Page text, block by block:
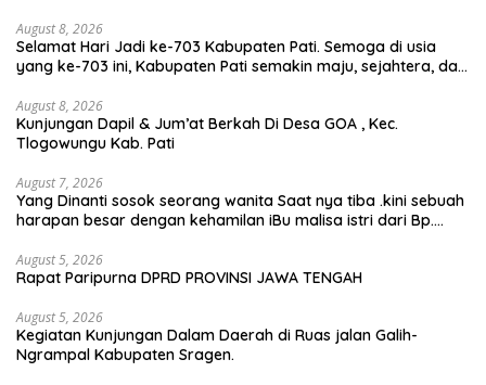
August 8, 2026
Selamat Hari Jadi ke-703 Kabupaten Pati. Semoga di usia
yang ke-703 ini, Kabupaten Pati semakin maju, sejahtera, dan
kesejahteraan bagi seluruh masyarakatnya. Semoga sinergi
dan kolaborasi yang telah terjalin semakin kuat demi
mewujudkan pembangunan yang berkelanjutan. Dirgahayu
Facebook
August 8, 2026
Kunjungan Dapil & Jum’at Berkah Di Desa GOA , Kec.
Tlogowungu Kab. Pati
August 7, 2026
Yang Dinanti sosok seorang wanita Saat nya tiba .kini sebuah
harapan besar dengan kehamilan iBu malisa istri dari Bp.
Musa & Princes.
August 5, 2026
Rapat Paripurna DPRD PROVINSI JAWA TENGAH
August 5, 2026
Kegiatan Kunjungan Dalam Daerah di Ruas jalan Galih-
Ngrampal Kabupaten Sragen.